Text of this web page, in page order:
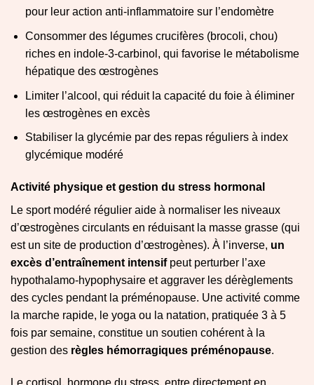
pour leur action anti-inflammatoire sur l’endomètre
Consommer des légumes crucifères (brocoli, chou)
riches en indole-3-carbinol, qui favorise le métabolisme
hépatique des œstrogènes
Limiter l’alcool, qui réduit la capacité du foie à éliminer
les œstrogènes en excès
Stabiliser la glycémie par des repas réguliers à index
glycémique modéré
Activité physique et gestion du stress hormonal
Le sport modéré régulier aide à normaliser les niveaux
d’œstrogènes circulants en réduisant la masse grasse (qui
est un site de production d’œstrogènes). À l’inverse, un
excès d’entraînement intensifpeut perturber l’axe
hypothalamo-hypophysaire et aggraver les dérèglements
des cycles pendant la préménopause. Une activité comme
la marche rapide, le yoga ou la natation, pratiquée 3 à 5
fois par semaine, constitue un soutien cohérent à la
gestion des règles hémorragiques préménopause.
Le cortisol, hormone du stress, entre directement en